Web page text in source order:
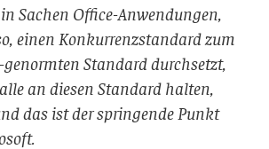
Sachen Office-Anwendungen,
einen Konkurrenzstandard zum
genormten Standard durchsetzt,
an diesen Standard halten,
das ist der springende Punkt